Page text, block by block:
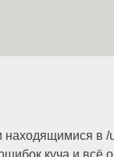
в /
куча и всё